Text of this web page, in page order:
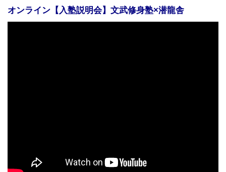
オンライン【入塾説明会】文武修身塾×潜龍舎